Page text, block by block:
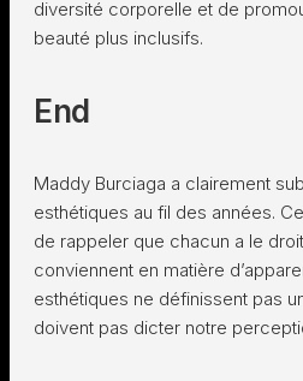
diversité corporelle et de
beauté plus inclusifs.
End
Maddy Burciaga a clairement
esthétiques au fil des années.
de rappeler que chacun a le
conviennent en matière
esthétiques ne définissent pas
doivent pas dicter notre